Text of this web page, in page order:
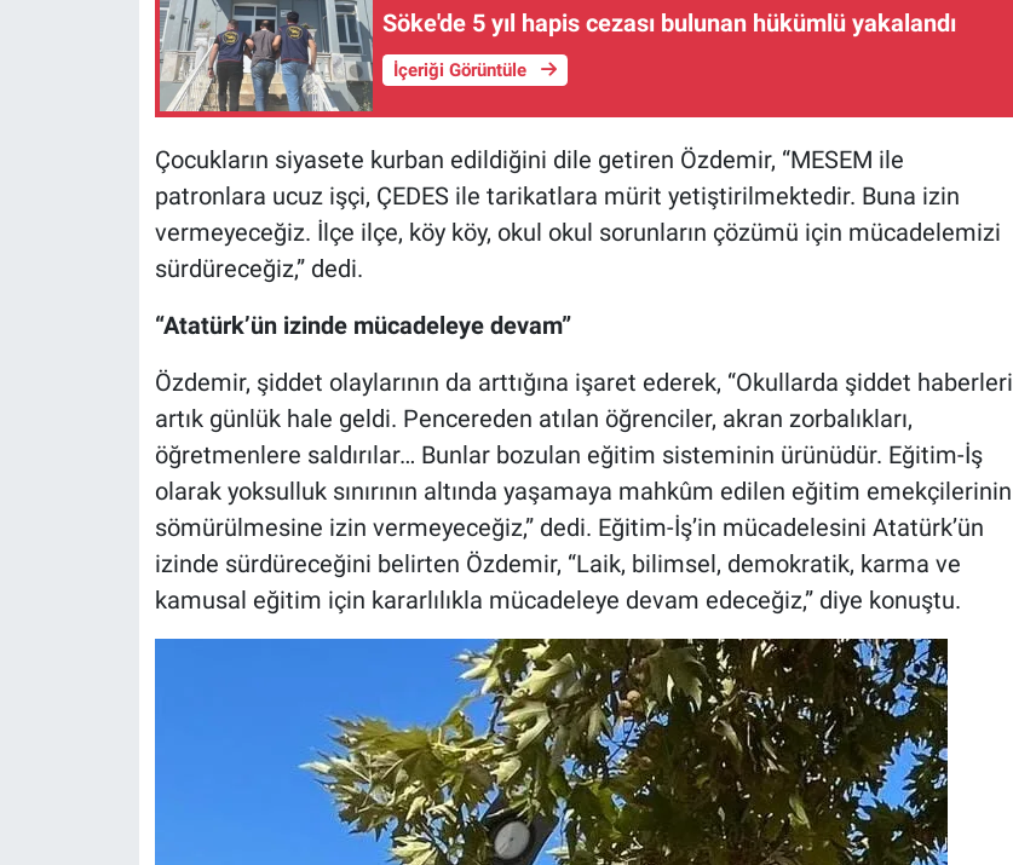
Söke'de 5 yıl hapis cezası bulunan hükümlü yakalandı
İçeriği Görüntüle
Çocukların siyasete kurban edildiğini dile getiren Özdemir, “MESEM ile
patronlara ucuz işçi, ÇEDES ile tarikatlara mürit yetiştirilmektedir. Buna izin
vermeyeceğiz. İlçe ilçe, köy köy, okul okul sorunların çözümü için mücadelemizi
sürdüreceğiz,” dedi.
“Atatürk’ün izinde mücadeleye devam”
Özdemir, şiddet olaylarının da arttığına işaret ederek, “Okullarda şiddet haberleri
artık günlük hale geldi. Pencereden atılan öğrenciler, akran zorbalıkları,
öğretmenlere saldırılar… Bunlar bozulan eğitim sisteminin ürünüdür. Eğitim-İş
olarak yoksulluk sınırının altında yaşamaya mahkûm edilen eğitim emekçilerinin
sömürülmesine izin vermeyeceğiz,” dedi. Eğitim-İş’in mücadelesini Atatürk’ün
izinde sürdüreceğini belirten Özdemir, “Laik, bilimsel, demokratik, karma ve
kamusal eğitim için kararlılıkla mücadeleye devam edeceğiz,” diye konuştu.